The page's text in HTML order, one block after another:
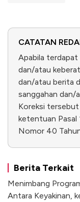
CATATAN
Apabila terdapat
dan/atau
dan/atau berita
sanggahan dan/
Koreksi tersebut
ketentuan Pasal
Nomor 40
Berita Terkait
Menimbang
Antara Keyakinan,